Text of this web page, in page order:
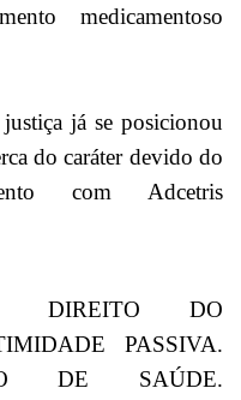
medicamentoso
já se posicionou
do caráter devido do
com Adcetris
DIREITO DO
PASSIVA.
DE SAÚDE.